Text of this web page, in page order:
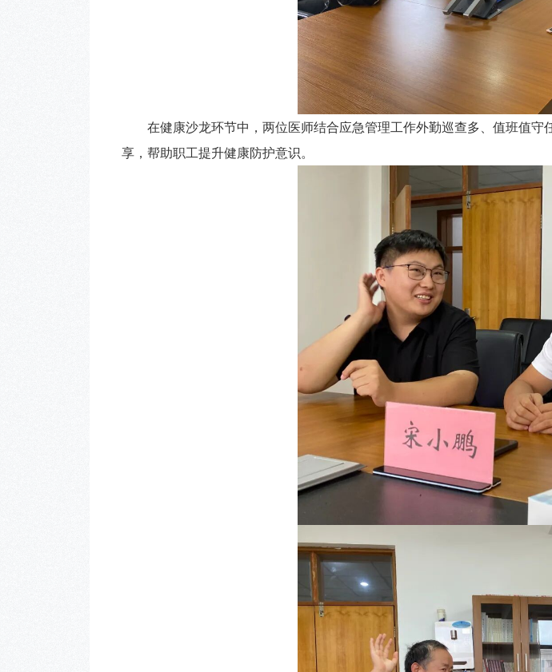
在健康沙龙环节中，两位医师结合应急管理工作外勤巡查多、值班值守
享，帮助职工提升健康防护意识。